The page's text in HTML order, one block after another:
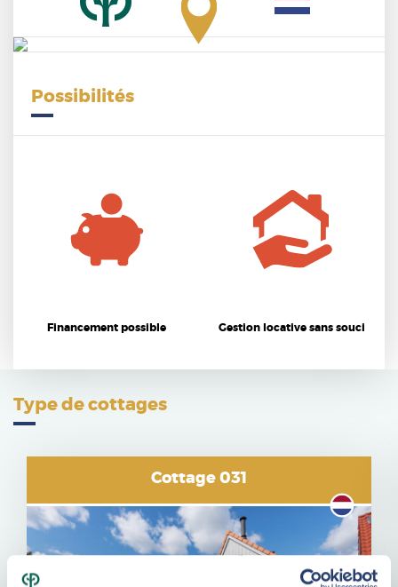
Possibilités
Financement possible Gestion locative sans souci
Type de cottages
Cottage 031